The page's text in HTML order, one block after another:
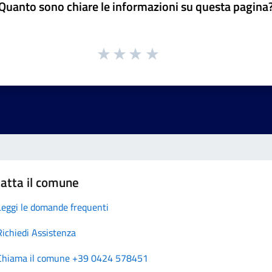
sono chiare le informazioni su questa
il comune
le domande frequenti
Assistenza
il comune +39 0424 578451